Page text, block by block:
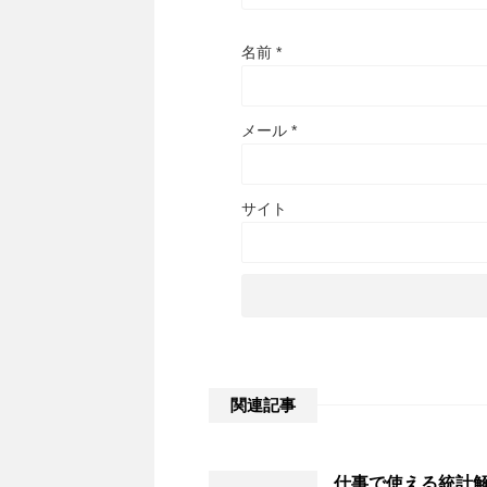
名前 *
メール *
サイト
関連記事
仕事で使える統計